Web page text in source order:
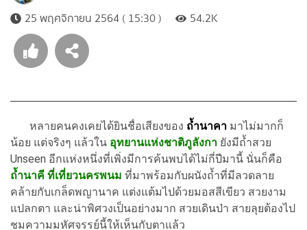
25 พฤศจิกายน 2564 ( 15:30 )
54.2K
หลายคนคงเคยได้ยินชื่อเสียงของ ถ้ำนาคา มาไม่มากก็
น้อย แต่จริงๆ แล้วใน อุทยานแห่งชาติภูลังกา ยังมีถ้ำสวย
Unseen อีกแห่งหนึ่งที่เพิ่งมีการค้นพบได้ไม่กี่ปีมานี้ นั่นก็คือ
ถ้ำนาคี ที่เที่ยวนครพนม ที่มาพร้อมกับผนังถ้ำที่มีลวดลาย
คล้ายกับเกล็ดพญานาค แต่งแต้มไปด้วยมอสสีเขียว สวยงาม
แปลกตา และน่าพิศวงเป็นอย่างมาก สวยเดินป่า สายลุยต้องไป
ชมความมหัศจรรย์นี้ให้เห็นกับตาแล้ว